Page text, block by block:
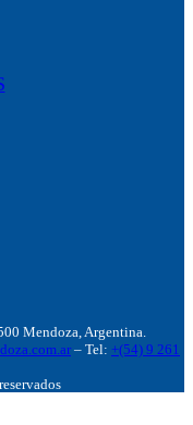
Mendoza, Argentina.
– Tel: +(54) 9 261